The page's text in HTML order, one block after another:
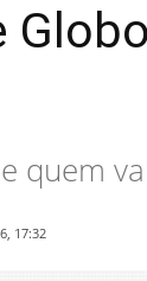
quem
17:32